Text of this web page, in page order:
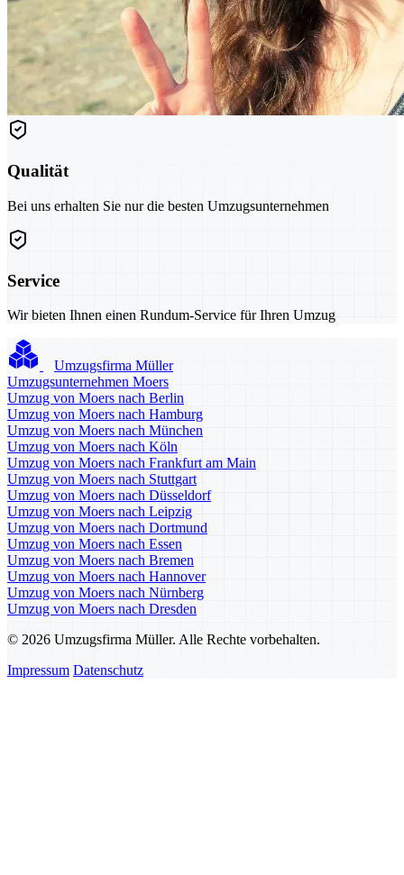
Qualität
Bei uns erhalten Sie nur die besten Umzugsunternehmen
Service
Wir bieten Ihnen einen Rundum-Service für Ihren Umzug
Umzugsfirma Müller
Umzugsunternehmen Moers
Umzug von Moers nach Berlin
Umzug von Moers nach Hamburg
Umzug von Moers nach München
Umzug von Moers nach Köln
Umzug von Moers nach Frankfurt am Main
Umzug von Moers nach Stuttgart
Umzug von Moers nach Düsseldorf
Umzug von Moers nach Leipzig
Umzug von Moers nach Dortmund
Umzug von Moers nach Essen
Umzug von Moers nach Bremen
Umzug von Moers nach Hannover
Umzug von Moers nach Nürnberg
Umzug von Moers nach Dresden
© 2026 Umzugsfirma Müller. Alle Rechte vorbehalten.
Impressum Datenschutz